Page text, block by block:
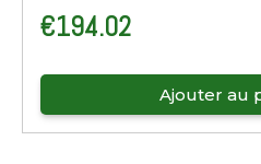
€194.02
Ajouter au